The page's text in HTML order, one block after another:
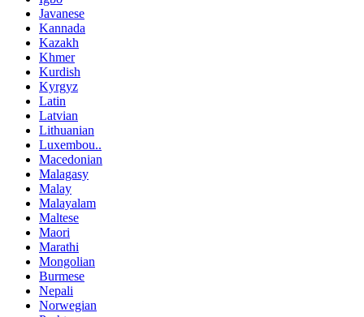
Javanese
Kannada
Kazakh
Khmer
Kurdish
Kyrgyz
Latin
Latvian
Lithuanian
Luxembou..
Macedonian
Malagasy
Malay
Malayalam
Maltese
Maori
Marathi
Mongolian
Burmese
Nepali
Norwegian